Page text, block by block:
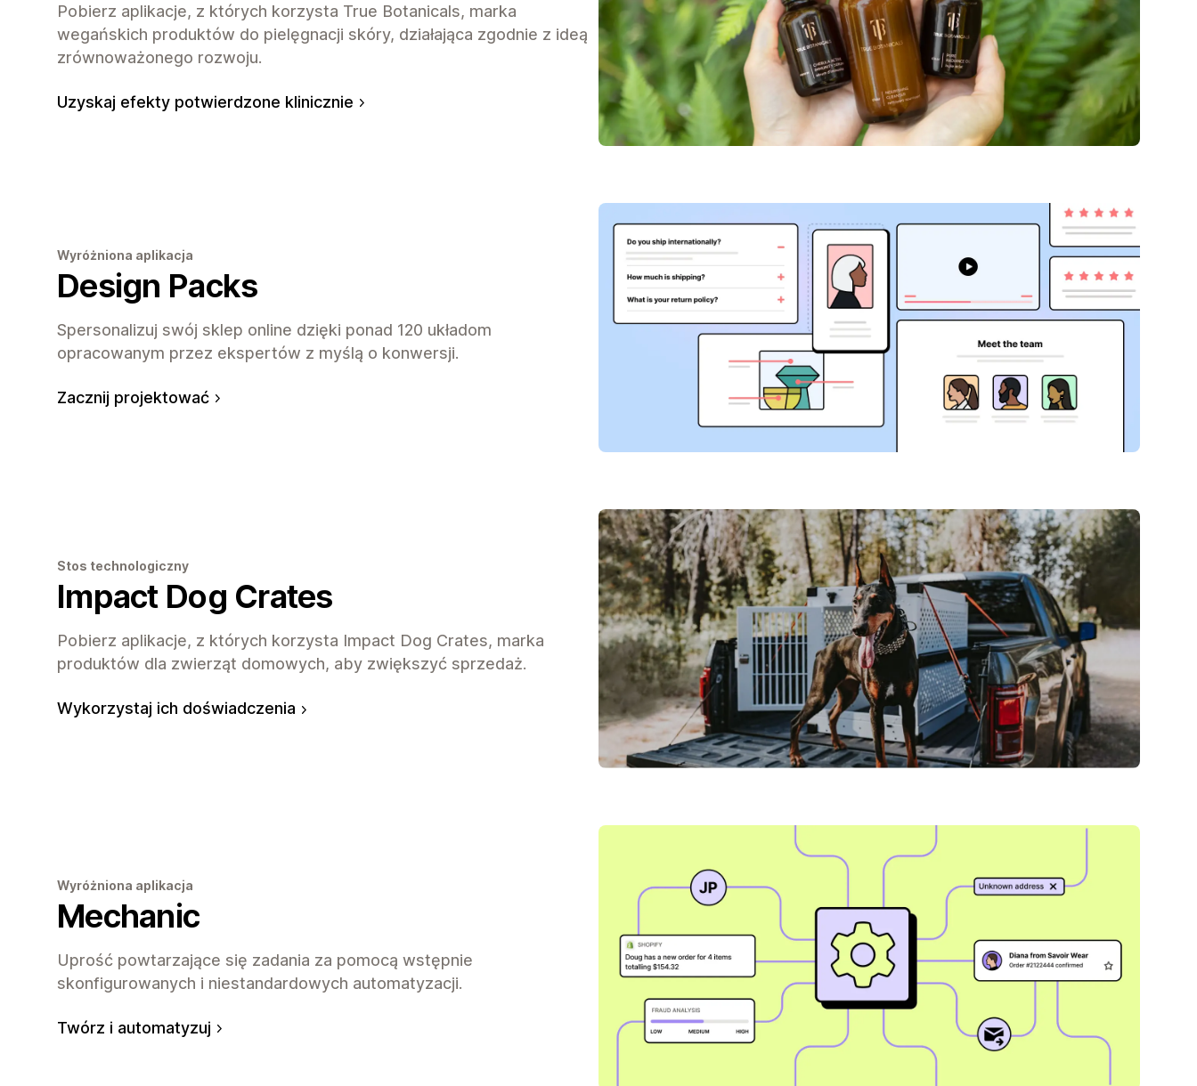
Pobierz aplikacje, z których korzysta True Botanicals, marka
wegańskich produktów do pielęgnacji skóry, działająca zgodnie z ideą
zrównoważonego rozwoju.
Uzyskaj efekty potwierdzone klinicznie
Wyróżniona aplikacja
Design Packs
Spersonalizuj swój sklep online dzięki ponad 120 układom
opracowanym przez ekspertów z myślą o konwersji.
Zacznij projektować
Stos technologiczny
Impact Dog Crates
Pobierz aplikacje, z których korzysta Impact Dog Crates, marka
produktów dla zwierząt domowych, aby zwiększyć sprzedaż.
Wykorzystaj ich doświadczenia
Wyróżniona aplikacja
Mechanic
Uprość powtarzające się zadania za pomocą wstępnie
skonfigurowanych i niestandardowych automatyzacji.
Twórz i automatyzuj